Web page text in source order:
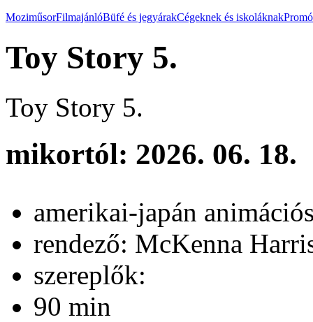
MoziműsorFilmajánlóBüfé és jegyárakCégeknek és iskoláknak
Toy Story 5.
Toy Story 5.
mikortól: 2026. 06. 18.
amerikai-japán
rendező: McKenna
szereplők:
90 min